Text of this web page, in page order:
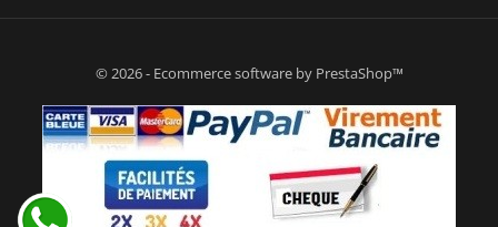
© 2026 - Ecommerce software by PrestaShop™